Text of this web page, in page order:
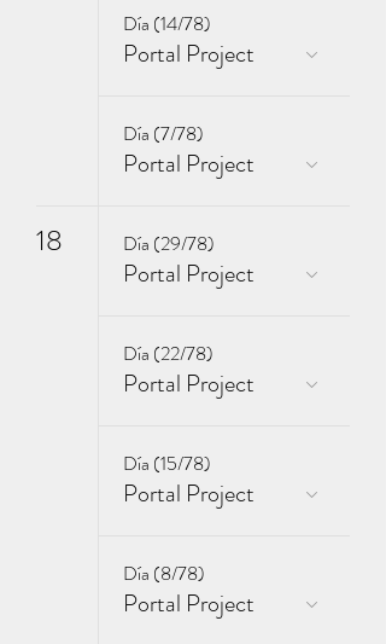
Día (14/78)
Portal Project
Día (7/78)
Portal Project
18 Día (29/78)
Portal Project
Día (22/78)
Portal Project
Día (15/78)
Portal Project
Día (8/78)
Portal Project